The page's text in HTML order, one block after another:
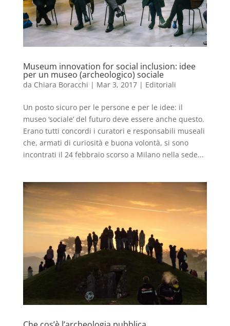
Museum innovation for social inclusion: idee
per un museo (archeologico) sociale
da Chiara Boracchi | Mar 3, 2017| Editoriali
Un posto sicuro per le persone e per le idee: il
museo ‘sociale’ del futuro deve essere anche questo.
Erano tutti concordi i curatori e responsabili museali
che, armati di curiosità e buona volontà, si sono
incontrati il 24 febbraio scorso a Milano nella sede...